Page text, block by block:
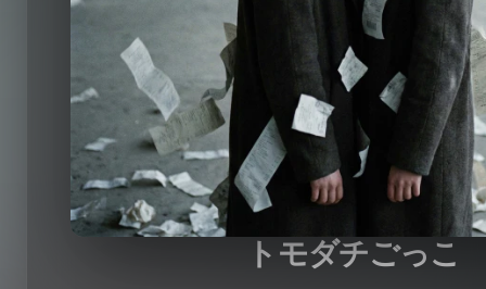
トモダチごっこ